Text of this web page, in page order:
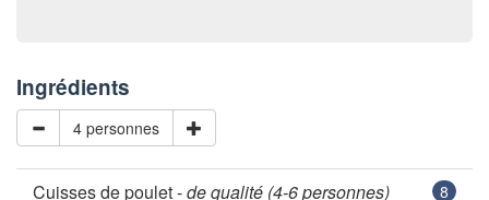
Ingrédients
4 personnes
Cuisses de poulet -de qualité (4-6 personnes) 8